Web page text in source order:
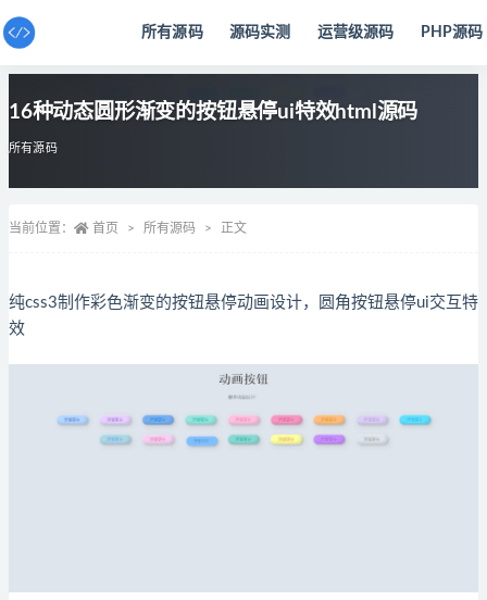
所有源码 源码实测 运营级源码 PHP源码
16种动态圆形渐变的按钮悬停ui特效html源码
所有源码
当前位置： 首页 所有源码 正文
纯css3制作彩色渐变的按钮悬停动画设计，圆角按钮悬停ui交互特